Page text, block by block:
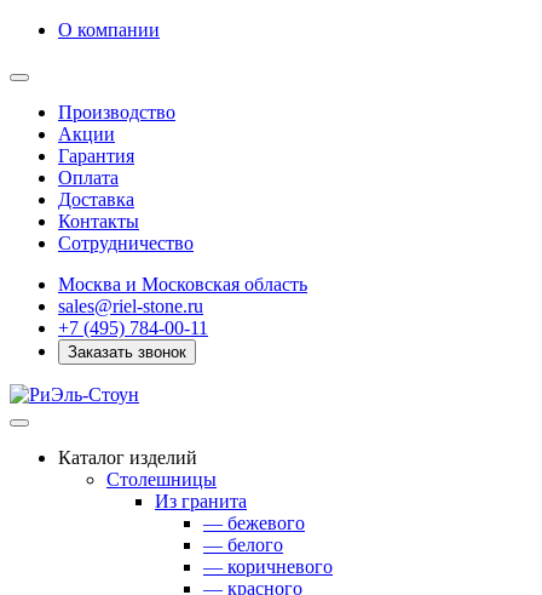
О компании
Производство
Акции
Гарантия
Оплата
Доставка
Контакты
Сотрудничество
Москва и Московская область
sales@riel-stone.ru
+7 (495) 784-00-11
Заказать звонок
Каталог изделий
Столешницы
Из гранита
— бежевого
— белого
— коричневого
— красного